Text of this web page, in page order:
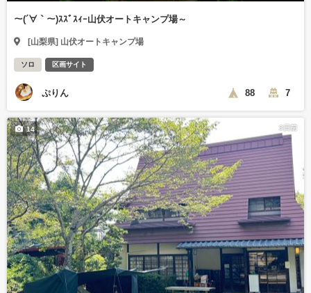
～(´∀｀～)ｽｽﾞｽｨｰ山伏オートキャンプ場～
[山梨県] 山伏オートキャンプ場
ソロ 区画サイト
ぷりん 88 7
3日前
14